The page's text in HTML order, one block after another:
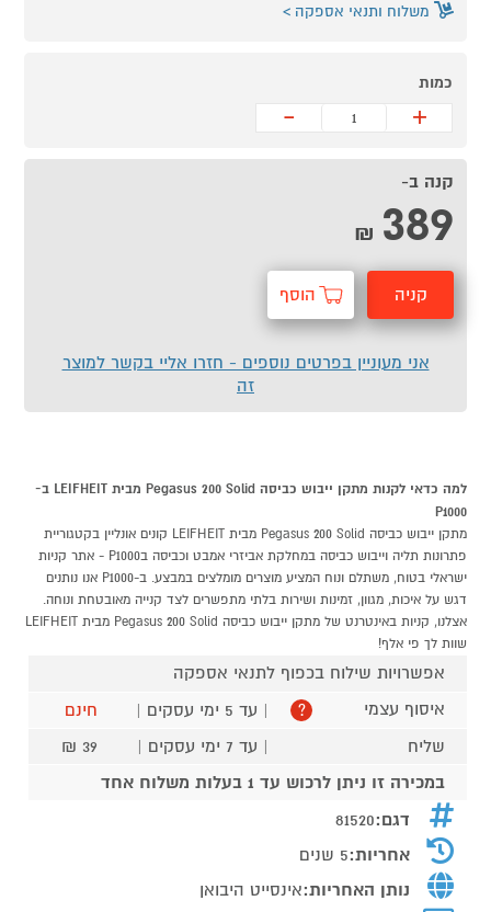
משלוח ותנאי אספקה
כמות
+
-
קנה ב-
389
₪
קניה הוסף
אני מעוניין בפרטים נוספים - חזרו אליי בקשר למוצר
זה
למה כדאי לקנות מתקן ייבוש כביסה Pegasus 200 Solid מבית LEIFHEIT ב-
P1000
מתקן ייבוש כביסה Pegasus 200 Solid מבית LEIFHEIT קונים אונליין בקטגוריית
פתרונות תליה וייבוש כביסה במחלקת אביזרי אמבט וכביסה בP1000 - אתר קניות
ישראלי בטוח, משתלם ונוח המציע מוצרים מומלצים במבצע. ב-P1000 אנו נותנים
דגש על איכות, מגוון, זמינות ושירות בלתי מתפשרים לצד קנייה מאובטחת ונוחה.
אצלנו, קניות באינטרנט של מתקן ייבוש כביסה Pegasus 200 Solid מבית LEIFHEIT
שוות לך פי אלף!
אפשרויות שילוח בכפוף לתנאי אספקה
איסוף עצמי
? | עד 5 ימי עסקים |
חינם
שליח
| עד 7 ימי עסקים |
39 ₪
במכירה זו ניתן לרכוש עד 1 בעלות משלוח אחד
דגם:81520
אחריות:5 שנים
נותן האחריות:אינסייט היבואן